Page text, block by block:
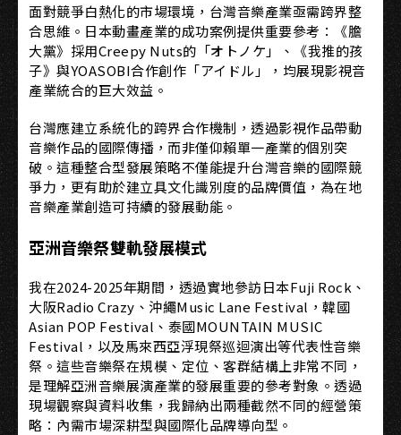
面對競爭白熱化的市場環境，台灣音樂產業亟需跨界整
合思維。日本動畫產業的成功案例提供重要參考：《膽
大黨》採用Creepy Nuts的「オトノケ」、《我推的孩
子》與YOASOBI合作創作「アイドル」，均展現影視音
產業統合的巨大效益。
台灣應建立系統化的跨界合作機制，透過影視作品帶動
音樂作品的國際傳播，而非僅仰賴單一產業的個別突
破。這種整合型發展策略不僅能提升台灣音樂的國際競
爭力，更有助於建立具文化識別度的品牌價值，為在地
音樂產業創造可持續的發展動能。
亞洲音樂祭雙軌發展模式
我在2024-2025年期間，透過實地參訪日本Fuji Rock、
大阪Radio Crazy、沖繩Music Lane Festival，韓國
Asian POP Festival、泰國MOUNTAIN MUSIC
Festival，以及馬來西亞浮現祭巡迴演出等代表性音樂
祭。這些音樂祭在規模、定位、客群結構上非常不同，
是理解亞洲音樂展演產業的發展重要的參考對象。透過
現場觀察與資料收集，我歸納出兩種截然不同的經營策
略：內需市場深耕型與國際化品牌導向型。